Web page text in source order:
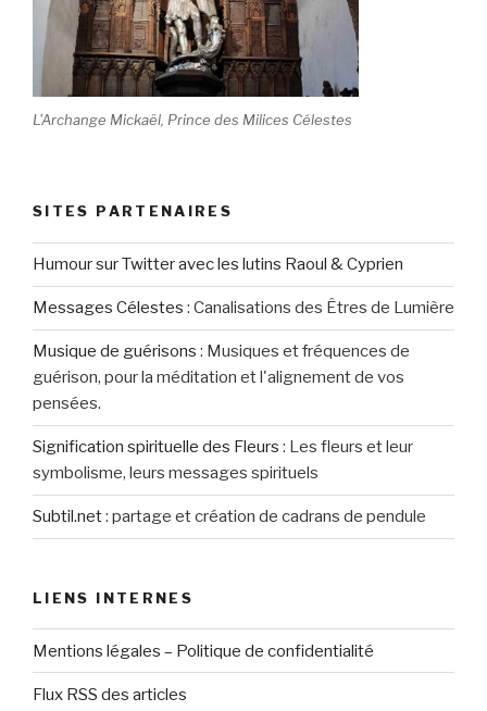
L'Archange Mickaël, Prince des Milices Célestes
SITES PARTENAIRES
Humour sur Twitter avec les lutins Raoul & Cyprien
Messages Célestes : Canalisations des Êtres de Lumière
Musique de guérisons : Musiques et fréquences de
guérison, pour la méditation et l'alignement de vos
pensées.
Signification spirituelle des Fleurs : Les fleurs et leur
symbolisme, leurs messages spirituels
Subtil.net: partage et création de cadrans de pendule
LIENS INTERNES
Mentions légales – Politique de confidentialité
Flux RSS des articles